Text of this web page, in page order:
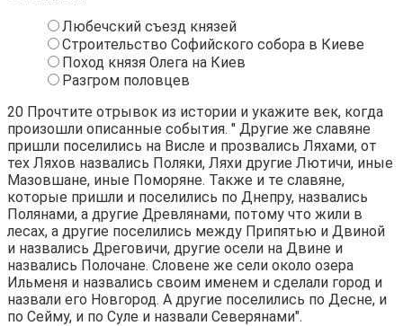
Любечский съезд князей
Строительство Софийского собора в Киеве
Поход князя Олега на Киев
Разгром половцев
20 Прочтите отрывок из истории и укажите век, когда
произошли описанные события. " Другие же славяне
пришли поселились на Висле и прозвались Ляхами, от
тех Ляхов назвались Поляки, Ляхи другие Лютичи, иные
Мазовшане, иные Поморяне. Также и те славяне,
которые пришли и поселились по Днепру, назвались
Полянами, а другие Древлянами, потому что жили в
лесах, а другие поселились между Припятью и Двиной
и назвались Дреговичи, другие осели на Двине и
назвались Полочане. Словене же сели около озера
Ильменя и назвались своим именем и сделали город и
назвали его Новгород. А другие поселились по Десне, и
по Сейму, и по Суле и назвали Северянами".